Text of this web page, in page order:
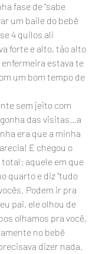
fase de “sabe
um baile do bebê
4 quilos ali
forte e alto, tão alto
estava te
um bom tempo de
sem jeito com
das visitas…a
era que a minha
E chegou o
aquele em que
quarto e diz “tudo
Podem ir pra
pai, ele olhou de
olhamos pra você,
no bebê
dizer nada.